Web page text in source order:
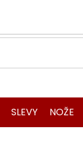
SLEVY NOŽE